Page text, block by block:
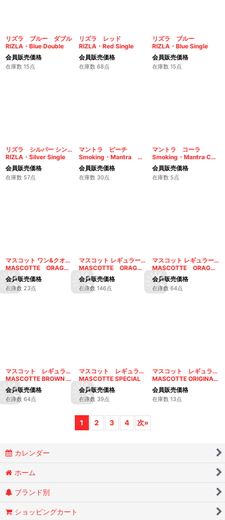
リズラ ブルー ダブル
RIZLA・Blue Double
会員販売価格
在庫数 15点
リズラ レッド
RIZLA・Red Single
会員販売価格
在庫数 68点
リズラ ブルー
RIZLA・Blue Single
会員販売価格
在庫数 15点
リズラ シルバー シングル
RIZLA・Silver Single
会員販売価格
在庫数 57点
マントラ ピーチ
Smoking・Mantra peach 1 1/4
会員販売価格
在庫数 30点
マントラ コーラ
Smoking・Mantra Cola
会員販売価格
在庫数 5点
マスコット ワン&クオーター オーガニックエクストラ
MASCOTTE ORAGNIC HEMP 1 1/4
会員販売価格
在庫数 23点
マスコット レギュラー シングル オーガニックグリーン
MASCOTTE ORAGNIC HEMP GREEN
会員販売価格
在庫数 146点
マスコット レギュラー シングル オーガニックヘンプ
MASCOTTE ORAGNIC HEMP
会員販売価格
在庫数 64点
マスコット レギュラー シングル ブラウン
MASCOTTE BROWN PAPER
会員販売価格
在庫数 64点
マスコット レギュラー シングル スペシャル
MASCOTTE SPECIAL
会員販売価格
在庫数 39点
マスコット レギュラー マグネットダブル オリジナル
MASCOTTE ORIGINAL 100
会員販売価格
在庫数 13点
1 2 3 4 次»
カレンダー
ホーム
ブランド別
ショッピングカート